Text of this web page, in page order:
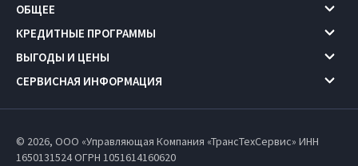
ОБЩЕЕ
КРЕДИТНЫЕ ПРОГРАММЫ
ВЫГОДЫ И ЦЕНЫ
СЕРВИСНАЯ ИНФОРМАЦИЯ
© 2026, ООО «Управляющая Компания «ТрансТехСервис» ИНН
1650131524ОГРН 1051614160620